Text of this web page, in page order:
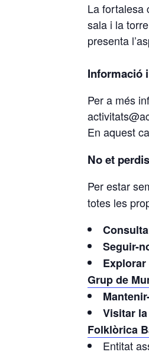
La fortalesa
sala i la
presenta
Informació
Per a més
En aquest
No et
Per estar
totes les
Seguir-
Grup de
Visitar
Folklòrica
Entitat